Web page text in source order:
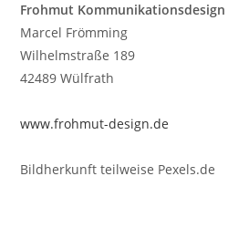
Frohmut Kommunikationsdesign
Marcel Frömming
Wilhelmstraße 189
42489 Wülfrath
www.frohmut-design.de
Bildherkunft teilweise Pexels.de